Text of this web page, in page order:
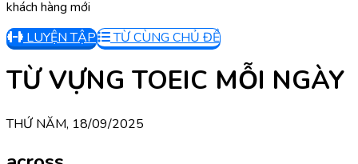
khách hàng mới
LUYỆN TẬP
TỪ CÙNG CHỦ ĐỀ
TỪ VỰNG TOEIC MỖI NGÀY
THỨ NĂM, 18/09/2025